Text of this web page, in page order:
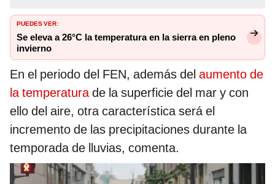
PUEDES VER:
Se eleva a 26°C la temperatura en la sierra en pleno
invierno
En el periodo del FEN, además del aumento de
la temperaturade la superficie del mar y con
ello del aire, otra característica será el
incremento de las precipitaciones durante la
temporada de lluvias, comenta.